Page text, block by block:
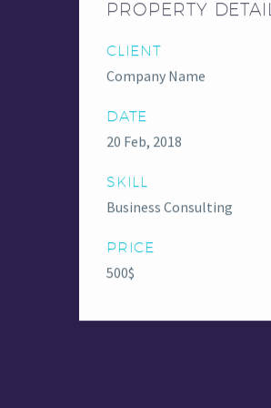
PROPERTY DETAIL
CLIENT
Company Name
DATE
20 Feb, 2018
SKILL
Business Consulting
PRICE
500$